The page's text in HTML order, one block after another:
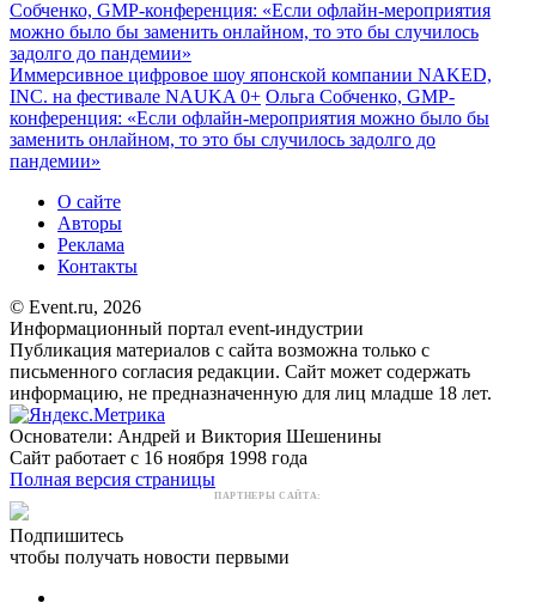
Собченко, GMP-конференция: «Если офлайн-мероприятия
можно было бы заменить онлайном, то это бы случилось
задолго до пандемии»
Иммерсивное цифровое шоу японской компании NAKED,
INC. на фестивале NAUKA 0+ Ольга Собченко, GMP-
конференция: «Если офлайн-мероприятия можно было бы
заменить онлайном, то это бы случилось задолго до
пандемии»
О сайте
Авторы
Реклама
Контакты
© Event.ru, 2026
Информационный портал event-индустрии
Публикация материалов с сайта возможна только с
письменного согласия редакции. Сайт может содержать
информацию, не предназначенную для лиц младше 18 лет.
Основатели: Андрей и Виктория Шешенины
Сайт работает с 16 ноября 1998 года
Полная версия страницы
ПАРТНЕРЫ САЙТА:
Подпишитесь
чтобы получать новости первыми